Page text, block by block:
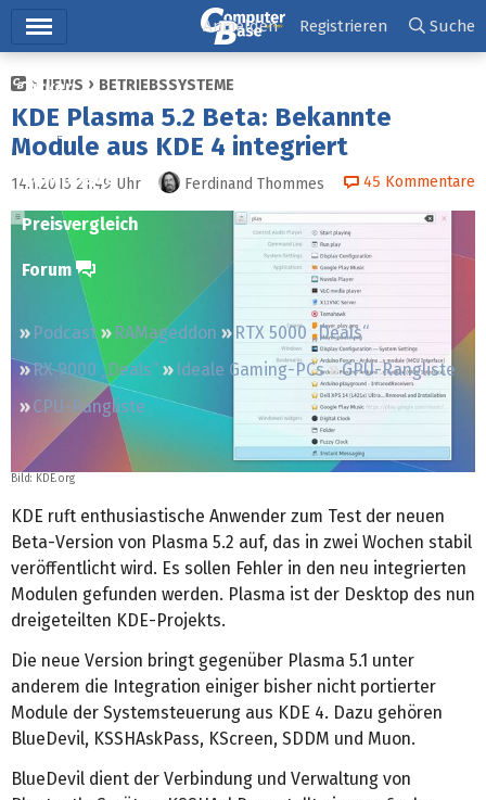
Ticker
Tests
Downloads
Preisvergleich
Forum
Podcast RAMageddon
RTX 5000 „Deals“
RX 9000 „Deals“
Ideale Gaming-PCs
GPU-Rangliste
CPU-Rangliste
Anmelden Registrieren Suche
NEWS BETRIEBSSYSTEME
KDE Plasma 5.2 Beta: Bekannte
Module aus KDE 4 integriert
14.1.2015 21:49 Uhr Ferdinand Thommes 45 Kommentare
Bild: KDE.org
KDE ruft enthusiastische Anwender zum Test der neuen
Beta-Version von Plasma 5.2 auf, das in zwei Wochen stabil
veröffentlicht wird. Es sollen Fehler in den neu integrierten
Modulen gefunden werden. Plasma ist der Desktop des nun
dreigeteilten KDE-Projekts.
Die neue Version bringt gegenüber Plasma 5.1 unter
anderem die Integration einiger bisher nicht portierter
Module der Systemsteuerung aus KDE 4. Dazu gehören
BlueDevil, KSSHAskPass, KScreen, SDDM und Muon.
BlueDevil dient der Verbindung und Verwaltung von